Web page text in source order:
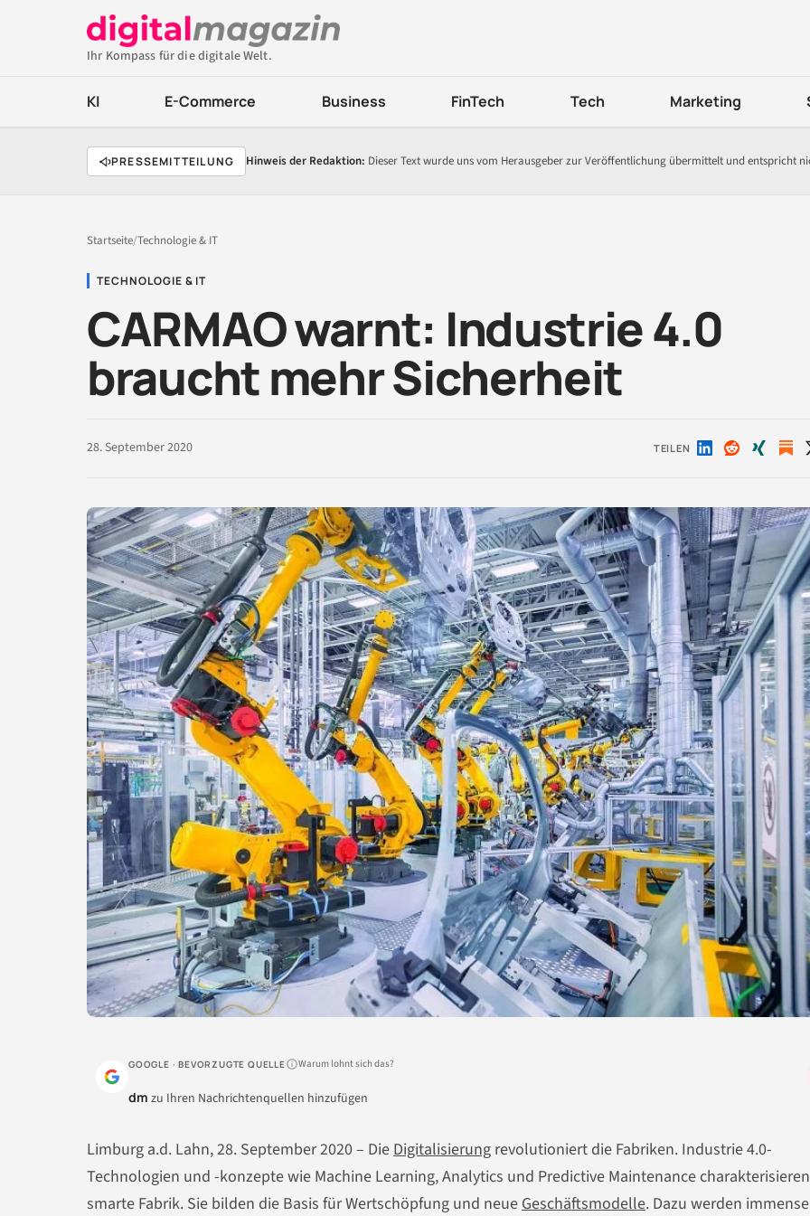
Ihr Kompass für die digitale Welt.
KI E-Commerce Business FinTech Tech Marketing
PRESSEMITTEILUNG Hinweis der Redaktion: Dieser Text wurde uns vom Herausgeber zur Veröffentlichung übermittelt und entspricht
Startseite/Technologie & IT
TECHNOLOGIE & IT
CARMAO warnt: Industrie 4.0
braucht mehr Sicherheit
28. September 2020 TEILEN Auf Auf Auf
GOOGLE · BEVORZUGTE QUELLE Warum lohnt sich das?
dm zu Ihren Nachrichtenquellen hinzufügen
Limburg a.d. Lahn, 28. September 2020 – Die Digitalisierung revolutioniert die Fabriken. Industrie 4.0-
Technologien und -konzepte wie Machine Learning, Analytics und Predictive Maintenance
smarte Fabrik. Sie bilden die Basis für Wertschöpfung und neue Geschäftsmodelle. Dazu werden immense